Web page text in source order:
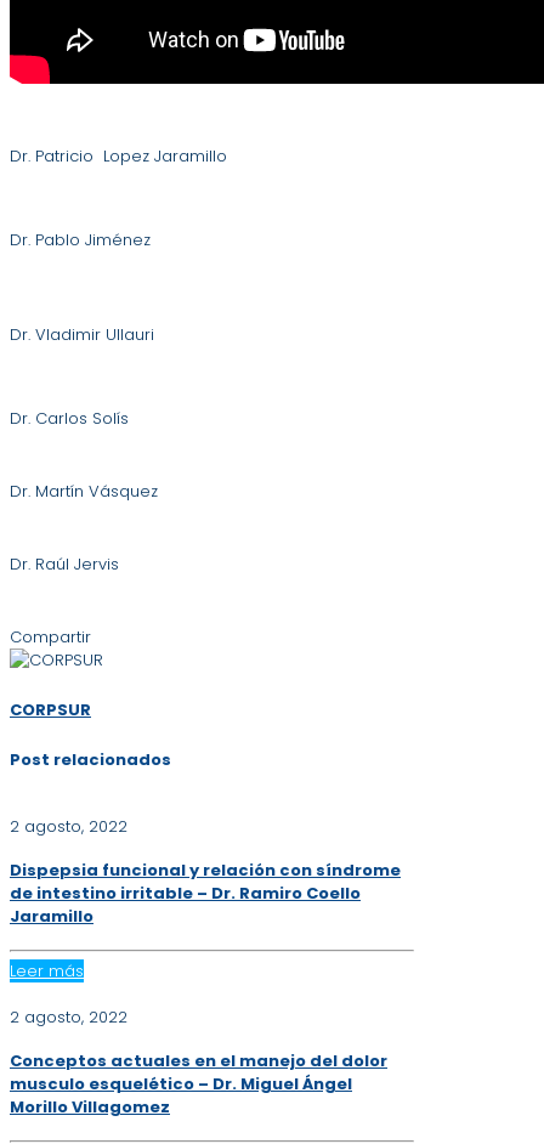
Dr. Patricio Lopez Jaramillo
Dr. Pablo Jiménez
Dr. Vladimir Ullauri
Dr. Carlos Solís
Dr. Martín Vásquez
Dr. Raúl Jervis
Compartir
CORPSUR
Post relacionados
2 agosto, 2022
Dispepsia funcional y relación con síndrome
de intestino irritable – Dr. Ramiro Coello
Jaramillo
Leer más
2 agosto, 2022
Conceptos actuales en el manejo del dolor
musculo esquelético – Dr. Miguel Ángel
Morillo Villagomez